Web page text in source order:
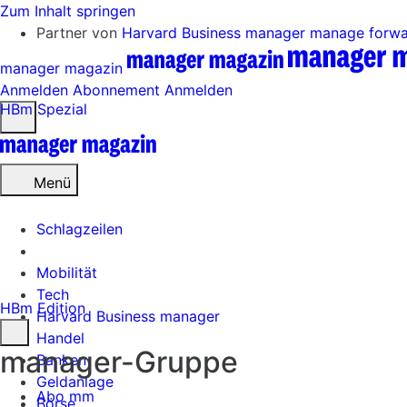
Zum Inhalt springen
Partner von Harvard Business manager manage
manager magazin
Anmelden Abonnement Anmelden
Menü
öffnen
Menü
Schlagzeilen
Mobilität
Tech
Harvard Business manager
Handel
Banken
Geldanlage
Börse
HBm Spezial
HBm Edition
manager-Gruppe
Abo mm